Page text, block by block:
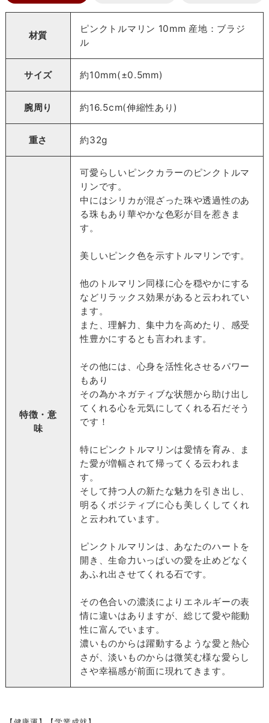
材質
ピンクトルマリン 10mm 産地：ブラジ
ル
サイズ 約10mm(±0.5mm)
腕周り 約16.5cm(伸縮性あり)
重さ 約32g
特徴・意
味
可愛らしいピンクカラーのピンクトルマ
リンです。
中にはシリカが混ざった珠や透過性のあ
る珠もあり華やかな色彩が目を惹きま
す。
美しいピンク色を示すトルマリンです。
他のトルマリン同様に心を穏やかにする
などリラックス効果があると云われてい
ます。
また、理解力、集中力を高めたり、感受
性豊かにするとも言われます。
その他には、心身を活性化させるパワー
もあり
その為かネガティブな状態から助け出し
てくれる心を元気にしてくれる石だそう
です！
特にピンクトルマリンは愛情を育み、ま
た愛が増幅されて帰ってくる云われま
す。
そして持つ人の新たな魅力を引き出し、
明るくポジティブに心も美しくしてくれ
と云われています。
ピンクトルマリンは、あなたのハートを
開き、生命力いっぱいの愛を止めどなく
あふれ出させてくれる石です。
その色合いの濃淡によりエネルギーの表
情に違いはありますが、総じて愛や能動
性に富んでいます。
濃いものからは躍動するような愛と熱心
さが、淡いものからは微笑む様な愛らし
さや幸福感が前面に現れてきます。